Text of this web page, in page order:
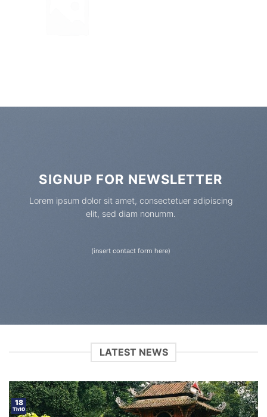
SIGNUP FOR NEWSLETTER
Lorem ipsum dolor sit amet, consectetuer adipiscing
elit, sed diam nonumm.
(insert contact form here)
LATEST NEWS
18
Th10